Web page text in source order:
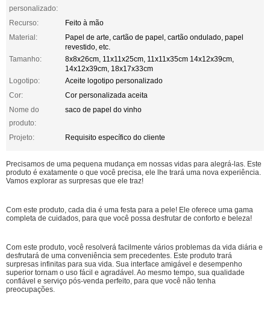
personalizado:
Recurso:
Feito à mão
Material:
Papel de arte, cartão de papel, cartão ondulado, papel
revestido, etc.
Tamanho:
8x8x26cm, 11x11x25cm, 11x11x35cm 14x12x39cm,
14x12x39cm, 18x17x33cm
Logotipo:
Aceite logotipo personalizado
Cor:
Cor personalizada aceita
Nome do
produto:
saco de papel do vinho
Projeto: Requisito específico do cliente
Precisamos de uma pequena mudança em nossas vidas para alegrá-las. Este
produto é exatamente o que você precisa, ele lhe trará uma nova experiência.
Vamos explorar as surpresas que ele traz!
Com este produto, cada dia é uma festa para a pele! Ele oferece uma gama
completa de cuidados, para que você possa desfrutar de conforto e beleza!
Com este produto, você resolverá facilmente vários problemas da vida diária e
desfrutará de uma conveniência sem precedentes. Este produto trará
surpresas infinitas para sua vida. Sua interface amigável e desempenho
superior tornam o uso fácil e agradável. Ao mesmo tempo, sua qualidade
confiável e serviço pós-venda perfeito, para que você não tenha
preocupações.